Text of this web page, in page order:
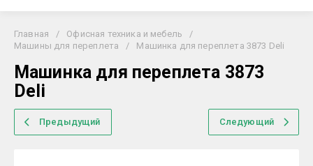
Главная / Офисная техника и мебель
/
Машины для переплета
/ Машинка для переплета 3873 Deli
Машинка для переплета 3873
Deli
Предыдущий Следующий